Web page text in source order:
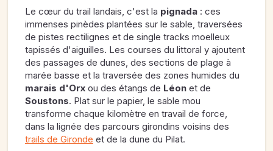
Le cœur du trail landais, c'est la pignada : ces
immenses pinèdes plantées sur le sable, traversées
de pistes rectilignes et de single tracks moelleux
tapissés d'aiguilles. Les courses du littoral y ajoutent
des passages de dunes, des sections de plage à
marée basse et la traversée des zones humides du
marais d'Orx ou des étangs de Léon et de
Soustons. Plat sur le papier, le sable mou
transforme chaque kilomètre en travail de force,
dans la lignée des parcours girondins voisins des
trails de Gironde et de la dune du Pilat.